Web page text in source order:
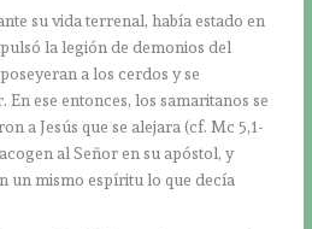
su vida terrenal, había estado en
la legión de demonios del
a los cerdos y se
ese entonces, los samaritanos se
a Jesús que se alejara (cf. Mc 5,1-
al Señor en su apóstol, y
un mismo espíritu lo que decía